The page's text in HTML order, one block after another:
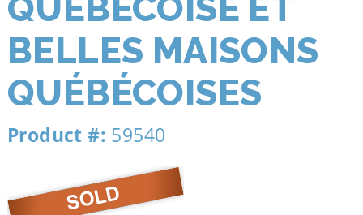
BELLES MAISONS
QUÉBÉCOISES
Product #: 59540